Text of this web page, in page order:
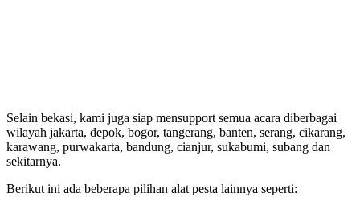
Selain bekasi, kami juga siap mensupport semua acara diberbagai
wilayah jakarta, depok, bogor, tangerang, banten, serang, cikarang,
karawang, purwakarta, bandung, cianjur, sukabumi, subang dan
sekitarnya.
Berikut ini ada beberapa pilihan alat pesta lainnya seperti: